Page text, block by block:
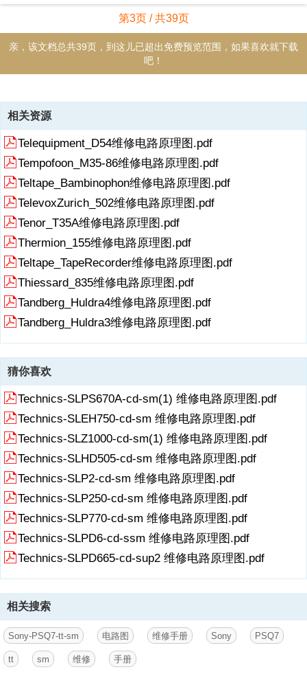
第3页 / 共39页
亲，该文档总共39页，到这儿已超出免费预览范围，如果喜欢就下载
吧！
资源描述
《Sony-PSQ7-tt-sm 电路图 维修手册.pdf》由会员分享，可在线阅读，
更多相关《Sony-PSQ7-tt-sm 电路图 维修手册.pdf（39页珍藏版）》
请在收音机爱好者资料库上搜索。
RadioFans.CN 收音机爱 好者资料库 RadioFans.CN 收音机爱 好者资
料库 RadioFans.CN 收音机爱 好者资料库
展开阅读全文
相关资源
Telequipment_D54维修电路原理图.pdf
Tempofoon_M35-86维修电路原理图.pdf
Teltape_Bambinophon维修电路原理图.pdf
TelevoxZurich_502维修电路原理图.pdf
Tenor_T35A维修电路原理图.pdf
Thermion_155维修电路原理图.pdf
Teltape_TapeRecorder维修电路原理图.pdf
Thiessard_835维修电路原理图.pdf
Tandberg_Huldra4维修电路原理图.pdf
Tandberg_Huldra3维修电路原理图.pdf
猜你喜欢
Technics-SLPS670A-cd-sm(1) 维修电路原理图.pdf
Technics-SLEH750-cd-sm 维修电路原理图.pdf
Technics-SLZ1000-cd-sm(1) 维修电路原理图.pdf
Technics-SLHD505-cd-sm 维修电路原理图.pdf
Technics-SLP2-cd-sm 维修电路原理图.pdf
Technics-SLP250-cd-sm 维修电路原理图.pdf
Technics-SLP770-cd-sm 维修电路原理图.pdf
Technics-SLPD6-cd-ssm 维修电路原理图.pdf
Technics-SLPD665-cd-sup2 维修电路原理图.pdf
相关搜索
Sony-PSQ7-tt-sm 电路图 维修手册 Sony PSQ7
tt sm 维修 手册